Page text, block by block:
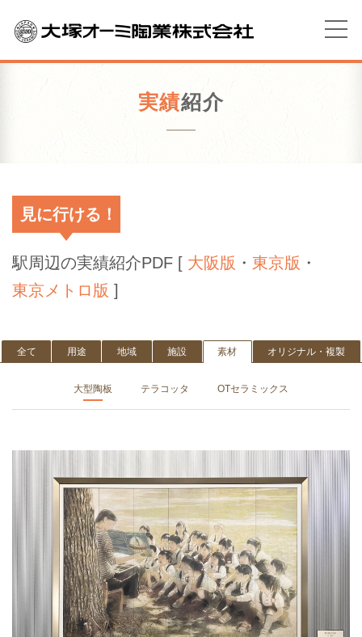
実績紹介
見に行ける！
駅周辺の実績紹介PDF [ 大阪版 ・ 東京版 ・
東京メトロ版 ]
全て 用途 地域 施設 素材 オリジナル・複製
大型陶板 テラコッタ OTセラミックス